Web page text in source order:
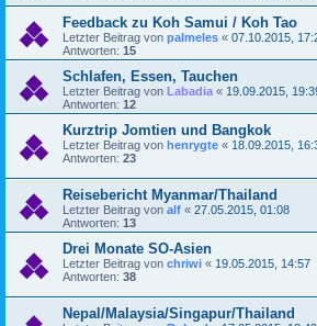
Feedback zu Koh Samui / Koh Tao
Letzter Beitrag von palmeles « 07.10.2015,
Antworten: 15
Schlafen, Essen, Tauchen
Letzter Beitrag von Labadia « 19.09.2015,
Antworten: 12
Kurztrip Jomtien und Bangkok
Letzter Beitrag von henrygte « 18.09.2015,
Antworten: 23
Reisebericht Myanmar/Thailand
Letzter Beitrag von alf « 27.05.2015, 01:08
Antworten: 13
Drei Monate SO-Asien
Letzter Beitrag von chriwi « 19.05.2015, 14:57
Antworten: 38
Nepal/Malaysia/Singapur/Thailand